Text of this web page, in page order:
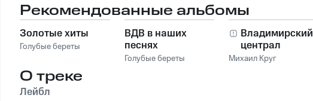
Рекомендованные альбомы
Золотые хиты
Голубые береты
ВДВ в наших
песнях
Голубые береты
Владимирский
централ
Михаил Круг
О треке
Лейбл